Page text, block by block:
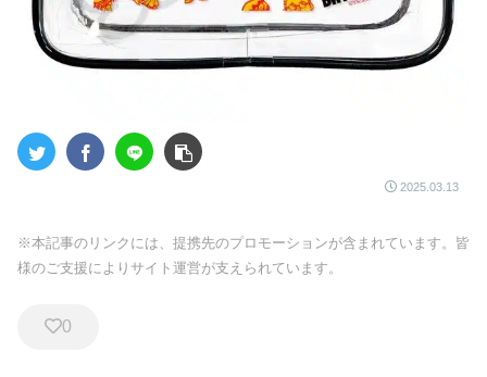
2025.03.13
※本記事のリンクには、提携先のプロモーションが含まれています。皆
様のご支援によりサイト運営が支えられています。
0